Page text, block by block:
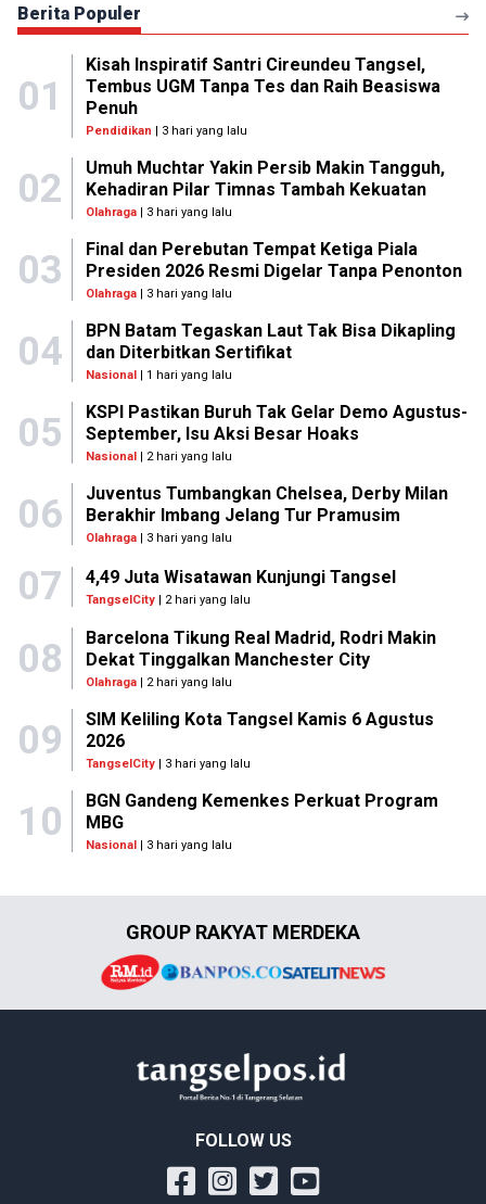
Berita Populer
01
Kisah Inspiratif Santri Cireundeu Tangsel,
Tembus UGM Tanpa Tes dan Raih Beasiswa
Penuh
Pendidikan | 3 hari yang lalu
02
Umuh Muchtar Yakin Persib Makin Tangguh,
Kehadiran Pilar Timnas Tambah Kekuatan
Olahraga| 3 hari yang lalu
03
Final dan Perebutan Tempat Ketiga Piala
Presiden 2026 Resmi Digelar Tanpa Penonton
Olahraga| 3 hari yang lalu
04
BPN Batam Tegaskan Laut Tak Bisa Dikapling
dan Diterbitkan Sertifikat
Nasional| 1 hari yang lalu
05
KSPI Pastikan Buruh Tak Gelar Demo Agustus-
September, Isu Aksi Besar Hoaks
Nasional| 2 hari yang lalu
06
Juventus Tumbangkan Chelsea, Derby Milan
Berakhir Imbang Jelang Tur Pramusim
Olahraga| 3 hari yang lalu
07 4,49 Juta Wisatawan Kunjungi Tangsel
TangselCity | 2 hari yang lalu
08
Barcelona Tikung Real Madrid, Rodri Makin
Dekat Tinggalkan Manchester City
Olahraga| 2 hari yang lalu
09
SIM Keliling Kota Tangsel Kamis 6 Agustus
2026
TangselCity| 3 hari yang lalu
10
BGN Gandeng Kemenkes Perkuat Program
MBG
Nasional| 3 hari yang lalu
GROUP RAKYAT MERDEKA
FOLLOW US